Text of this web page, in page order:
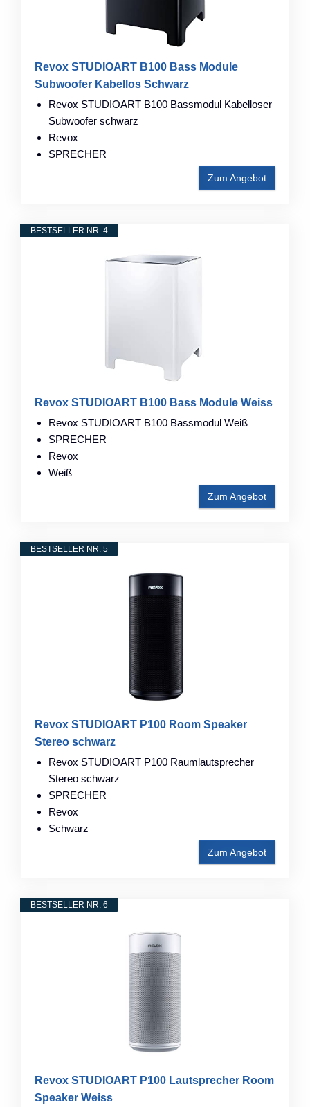
Revox STUDIOART B100 Bass Module
Subwoofer Kabellos Schwarz
Revox STUDIOART B100 Bassmodul Kabelloser
Subwoofer schwarz
Revox
SPRECHER
Zum Angebot
BESTSELLER NR. 4
Revox STUDIOART B100 Bass Module Weiss
Revox STUDIOART B100 Bassmodul Weiß
SPRECHER
Revox
Weiß
Zum Angebot
BESTSELLER NR. 5
Revox STUDIOART P100 Room Speaker
Stereo schwarz
Revox STUDIOART P100 Raumlautsprecher
Stereo schwarz
SPRECHER
Revox
Schwarz
Zum Angebot
BESTSELLER NR. 6
Revox STUDIOART P100 Lautsprecher Room
Speaker Weiss